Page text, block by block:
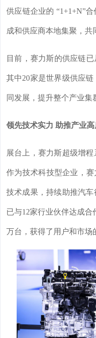
供应链企业的 “1+1+N”
成和供应商本地集聚，共
目前，赛力斯的供应链已
其中20家是世界级供应
同发展，提升整个产业集
领先技术实力 助推产业
展台上，赛力斯超级增程
作为技术科技型企业，
技术成果，持续助推汽
已与12家行业伙伴达成
万台，获得了用户和市场